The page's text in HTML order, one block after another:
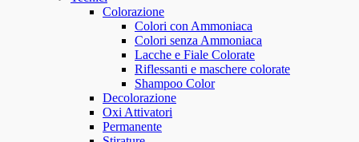
Colorazione
Colori con Ammoniaca
Colori senza Ammoniaca
Lacche e Fiale Colorate
Riflessanti e maschere colorate
Shampoo Color
Decolorazione
Oxi Attivatori
Permanente